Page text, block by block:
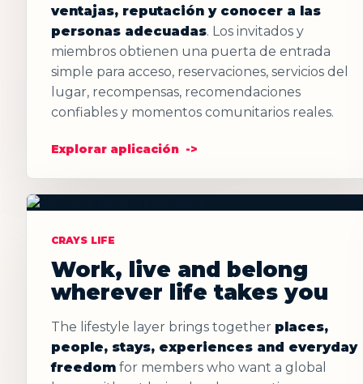
ventajas, reputación y conocer a las
personas adecuadas. Los invitados y
miembros obtienen una puerta de entrada
simple para acceso, reservaciones, servicios del
lugar, recompensas, recomendaciones
confiables y momentos comunitarios reales.
Explorar aplicación
CRAYS LIFE
Work, live and belong
wherever life takes you
The lifestyle layer brings together places,
people, stays, experiences and everyday
freedom for members who want a global